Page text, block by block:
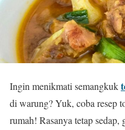
Ingin menikmati semangkuk
di warung? Yuk, coba resep
rumah! Rasanya tetap